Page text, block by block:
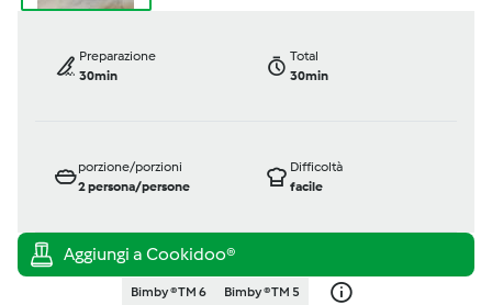
Preparazione
30min
Total
30min
porzione/porzioni
2persona/persone
Difficoltà
facile
Bimby ® TM 6 Bimby ® TM 5